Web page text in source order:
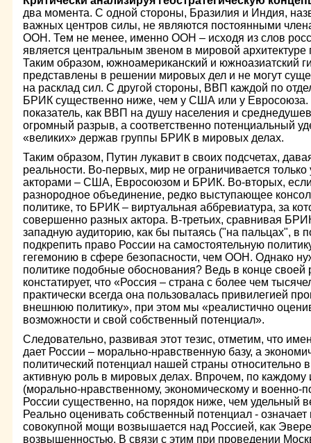
два момента. С одной стороны, Бразилия и Индия,
важных центров силы, не являются постоянными
ООН. Тем не менее, именно ООН – исходя из слов
является центральным звеном в мировой архитектуре
Таким образом, южноамериканский и южноазиатский
представлены в решении мировых дел и не могут
на расклад сил. С другой стороны, ВВП каждой по
БРИК существенно ниже, чем у США или у Евросоюза.
показатель, как ВВП на душу населения и
огромный разрыв, а соответственно потенциальный
«великих» держав группы БРИК в мировых делах.
Таким образом, Путин лукавит в своих подсчетах,
реальности. Во-первых, мир не ограничивается
акторами – США, Евросоюзом и БРИК. Во-вторых,
разнородное объединение, редко выступающее
политике, то БРИК – виртуальная аббревиатура, за
совершенно разных актора. В-третьих, сравнивая
западную аудиторию, как бы пытаясь ("на пальцах", в
подкрепить право России на самостоятельную
гегемонию в сфере безопасности, чем ООН. Однако
политике подобные обоснования? Ведь в конце своей
констатирует, что «Россия – страна с более чем
практически всегда она пользовалась привилегией
внешнюю политику», при этом мы «реалистично
возможности и свой собственный потенциал».
Следовательно, развивая этот тезис, отметим, что
дает России – морально-нравственную базу, а
политический потенциал нашей страны относительно
активную роль в мировых делах. Впрочем, по каждому
(морально-нравственному, экономическому и военно-
России существенно, на порядок ниже, чем
Реально оценивать собственный потенциал -
совокупной мощи возвышается над Россией, как
возвышенностью. В связи с этим при проведении